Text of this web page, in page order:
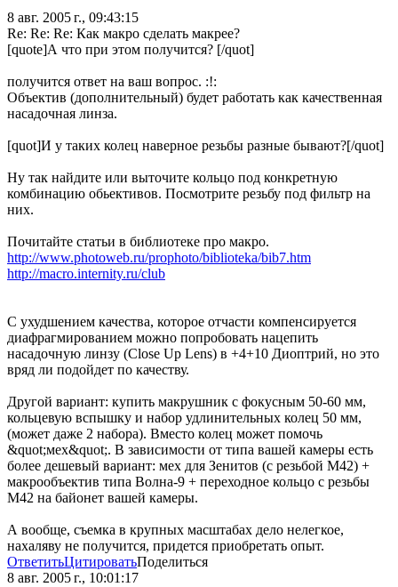
8 авг. 2005 г., 09:43:15
Re: Re: Re: Как макро сделать макрее?
[quote]А что при этом получится? [/quot]
получится ответ на ваш вопрос. :!:
Объектив (дополнительный) будет работать как качественная
насадочная линза.
[quot]И у таких колец наверное резьбы разные бывают?[/quot]
Ну так найдите или выточите кольцо под конкретную
комбинацию обьективов. Посмотрите резьбу под фильтр на
них.
Почитайте статьи в библиотеке про макро.
http://www.photoweb.ru/prophoto/biblioteka/bib7.htm
http://macro.internity.ru/club
С ухудшением качества, которое отчасти компенсируется
диафрагмированием можно попробовать нацепить
насадочную линзу (Close Up Lens) в +4+10 Диоптрий, но это
вряд ли подойдет по качеству.
Другой вариант: купить макрушник с фокусным 50-60 мм,
кольцевую вспышку и набор удлинительных колец 50 мм,
(может даже 2 набора). Вместо колец может помочь
&quot;мех&quot;. В зависимости от типа вашей камеры есть
более дешевый вариант: мех для Зенитов (с резьбой М42) +
макрообъектив типа Волна-9 + переходное кольцо с резьбы
М42 на байонет вашей камеры.
А вообще, съемка в крупных масштабах дело нелегкое,
нахаляву не получится, придется приобретать опыт.
ОтветитьЦитироватьПоделиться
8 авг. 2005 г., 10:01:17